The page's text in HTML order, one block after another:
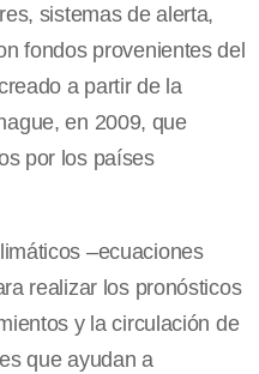
sistemas de alerta,
fondos provenientes del
a partir de la
en 2009, que
por los países
–ecuaciones
realizar los pronósticos
y la circulación de
que ayudan a